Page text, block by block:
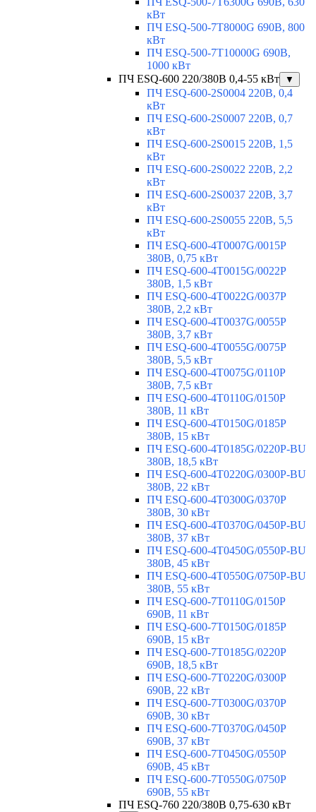
кВт
ПЧ ESQ-500-7T8000G 690В, 800
кВт
ПЧ ESQ-500-7T10000G 690В,
1000 кВт
ПЧ ESQ-600 220/380В 0,4-55 кВт
▼
ПЧ ESQ-600-2S0004 220В, 0,4
кВт
ПЧ ESQ-600-2S0007 220В, 0,7
кВт
ПЧ ESQ-600-2S0015 220В, 1,5
кВт
ПЧ ESQ-600-2S0022 220В, 2,2
кВт
ПЧ ESQ-600-2S0037 220В, 3,7
кВт
ПЧ ESQ-600-2S0055 220В, 5,5
кВт
ПЧ ESQ-600-4T0007G/0015P
380В, 0,75 кВт
ПЧ ESQ-600-4T0015G/0022P
380В, 1,5 кВт
ПЧ ESQ-600-4T0022G/0037P
380В, 2,2 кВт
ПЧ ESQ-600-4T0037G/0055P
380В, 3,7 кВт
ПЧ ESQ-600-4T0055G/0075P
380В, 5,5 кВт
ПЧ ESQ-600-4T0075G/0110P
380В, 7,5 кВт
ПЧ ESQ-600-4T0110G/0150P
380В, 11 кВт
ПЧ ESQ-600-4T0150G/0185P
380В, 15 кВт
ПЧ ESQ-600-4T0185G/0220P-BU
380В, 18,5 кВт
ПЧ ESQ-600-4T0220G/0300P-BU
380В, 22 кВт
ПЧ ESQ-600-4T0300G/0370P
380В, 30 кВт
ПЧ ESQ-600-4T0370G/0450P-BU
380В, 37 кВт
ПЧ ESQ-600-4T0450G/0550P-BU
380В, 45 кВт
ПЧ ESQ-600-4T0550G/0750P-BU
380В, 55 кВт
ПЧ ESQ-600-7T0110G/0150P
690В, 11 кВт
ПЧ ESQ-600-7T0150G/0185P
690В, 15 кВт
ПЧ ESQ-600-7T0185G/0220P
690В, 18,5 кВт
ПЧ ESQ-600-7T0220G/0300P
690В, 22 кВт
ПЧ ESQ-600-7T0300G/0370P
690В, 30 кВт
ПЧ ESQ-600-7T0370G/0450P
690В, 37 кВт
ПЧ ESQ-600-7T0450G/0550P
690В, 45 кВт
ПЧ ESQ-600-7T0550G/0750P
690В, 55 кВт
ПЧ ESQ-760 220/380В 0,75-630 кВт